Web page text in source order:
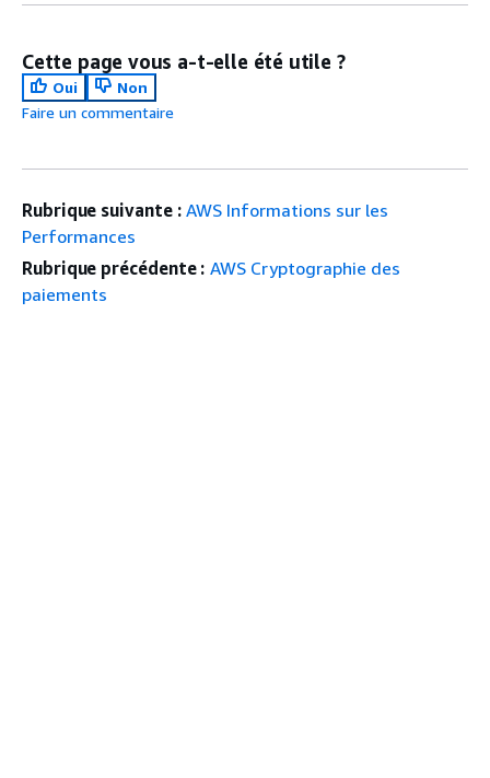
Cette page vous a-t-elle été utile ?
Oui
Non
Faire un commentaire
Rubrique suivante : AWS Informations sur les
Performances
Rubrique précédente : AWS Cryptographie des
paiements